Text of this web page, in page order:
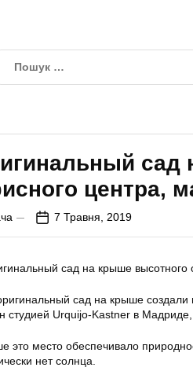
сад
центра,
7 Травня, 2019
сад на крыше создали
студией Urquijo-Kastner в
это место обеспечивало
нет солнца.